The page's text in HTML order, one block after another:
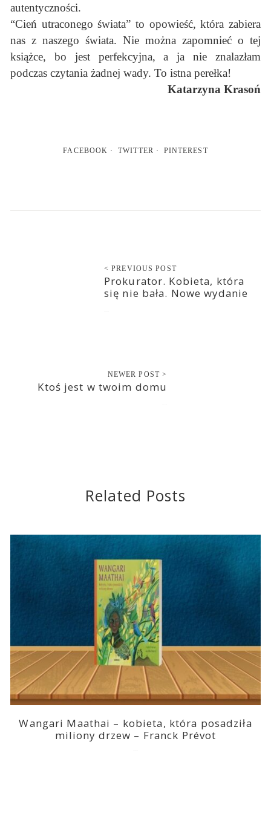
autentyczności.
“Cień utraconego świata” to opowieść, która zabiera
nas z naszego świata. Nie można zapomnieć o tej
książce, bo jest perfekcyjna, a ja nie znalazłam
podczas czytania żadnej wady. To istna perełka!
Katarzyna Krasoń
FACEBOOK TWITTER PINTEREST
< PREVIOUS POST
Prokurator. Kobieta, która
się nie bała. Nowe wydanie
NEWER POST >
Ktoś jest w twoim domu
Related Posts
Wangari Maathai – kobieta, która posadziła
miliony drzew – Franck Prévot